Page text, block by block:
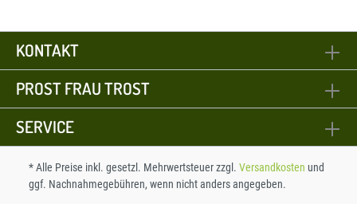
KONTAKT
PROST FRAU TROST
SERVICE
* Alle Preise inkl. gesetzl. Mehrwertsteuer zzgl. Versandkosten und
ggf. Nachnahmegebühren, wenn nicht anders angegeben.